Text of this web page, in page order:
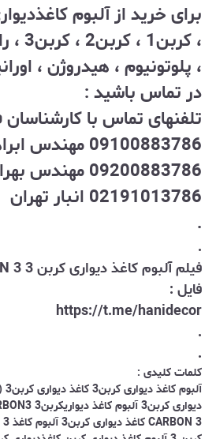
برای خرید از آلبوم
،
، پلوتونیوم ، هیدروژن ،
در تماس باشید :
تلفنهای تماس با
09100883786 مهندس ابراهیمی
09200883786 مهندس بهرامی
02191013786 انبار تهران
.
.
فایل :
https://t.me/hanidecor
.
.
کلمات کلیدی :